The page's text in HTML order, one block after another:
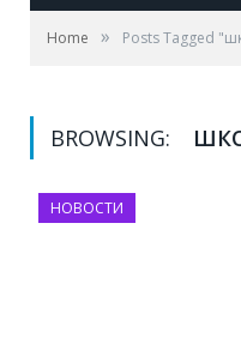
Home » Posts Tagged
BROWSING:
НОВОСТИ